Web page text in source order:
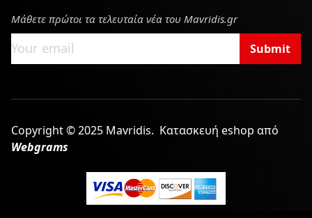
Μάθετε πρώτοι τα τελευταία νέα του Mavridis.gr
Submit
Copyright © 2025 Mavridis. Κατασκευή eshop από
Webgrams